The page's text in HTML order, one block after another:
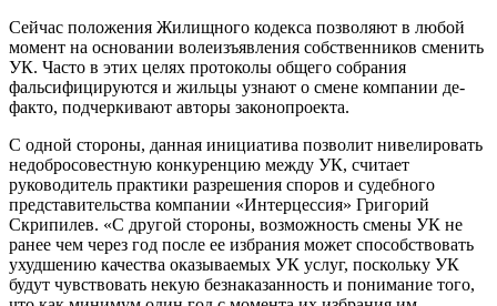
Сейчас положения Жилищного кодекса позволяют в любой
момент на основании волеизъявления собственников сменить
УК. Часто в этих целях протоколы общего собрания
фальсифицируются и жильцы узнают о смене компании де-
факто, подчеркивают авторы законопроекта.
С одной стороны, данная инициатива позволит нивелировать
недобросовестную конкуренцию между УК, считает
руководитель практики разрешения споров и судебного
представительства компании «Интерцессия» Григорий
Скрипилев. «С другой стороны, возможность смены УК не
ранее чем через год после ее избрания может способствовать
ухудшению качества оказываемых УК услуг, поскольку УК
будут чувствовать некую безнаказанность и понимание того,